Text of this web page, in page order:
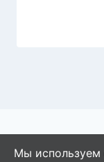
Мы используем